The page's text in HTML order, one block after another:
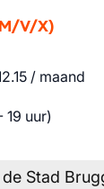
V/X)
/ maand
19 uur)
Stad